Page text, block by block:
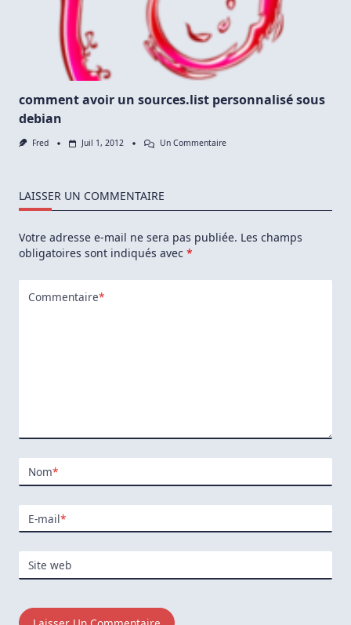
Passe
Aléatoire
Complexe
En
Ligne
Commande
Sous
comment avoir un sources.list personnalisé sous
debian
Fred Juil 1, 2012 Un CommentaireSur
Sous
LAISSER UN COMMENTAIRE
Votre adresse e-mail ne sera pas publiée. Les champs
obligatoires sont indiqués avec *
Commentaire*
Nom*
E-mail*
Site web